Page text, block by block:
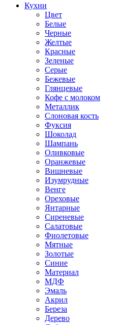
Кухни
Цвет
Белые
Черные
Желтые
Красные
Зеленые
Серые
Бежевые
Глянцевые
Кофе с молоком
Металлик
Слоновая кость
Фуксия
Шоколад
Шампань
Оливковые
Оранжевые
Вишневые
Изумрудные
Венге
Ореховые
Янтарные
Сиреневые
Салатовые
Фиолетовые
Мятные
Золотые
Синие
Материал
МДФ
Эмаль
Акрил
Береза
Дерево